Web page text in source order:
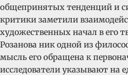
общепринятых тенденций и
критики заметили
художественных начал в его
Розанова ник одной из
мысль его обращена к
исследователи указывают на